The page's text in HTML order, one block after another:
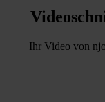
Ihr Video von